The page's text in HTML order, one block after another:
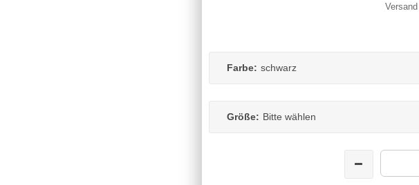
Versand
Farbe: schwarz
Größe: Bitte wählen